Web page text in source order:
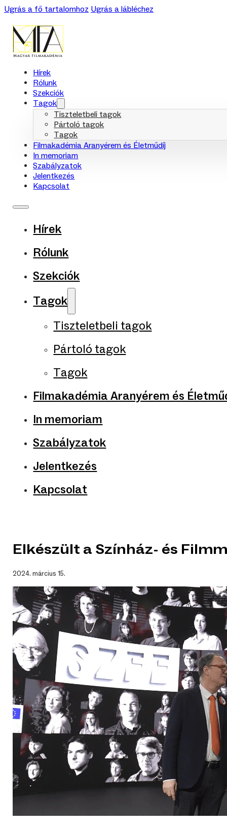
Ugrás a fő tartalomhoz Ugrás a lábléchez
Hírek
Rólunk
Szekciók
Tagok
Tiszteletbeli tagok
Pártoló tagok
Tagok
Filmakadémia Aranyérem és Életműdíj
In memoriam
Szabályzatok
Jelentkezés
Kapcsolat
Hírek
Rólunk
Szekciók
Tagok
Tiszteletbeli tagok
Pártoló tagok
Tagok
Filmakadémia Aranyérem és
In memoriam
Szabályzatok
Jelentkezés
Kapcsolat
Elkészült a Színház- és
2024. március 15.